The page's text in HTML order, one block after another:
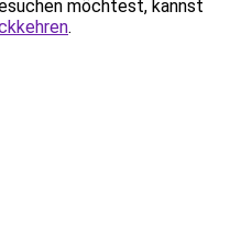
möchtest, kannst
.